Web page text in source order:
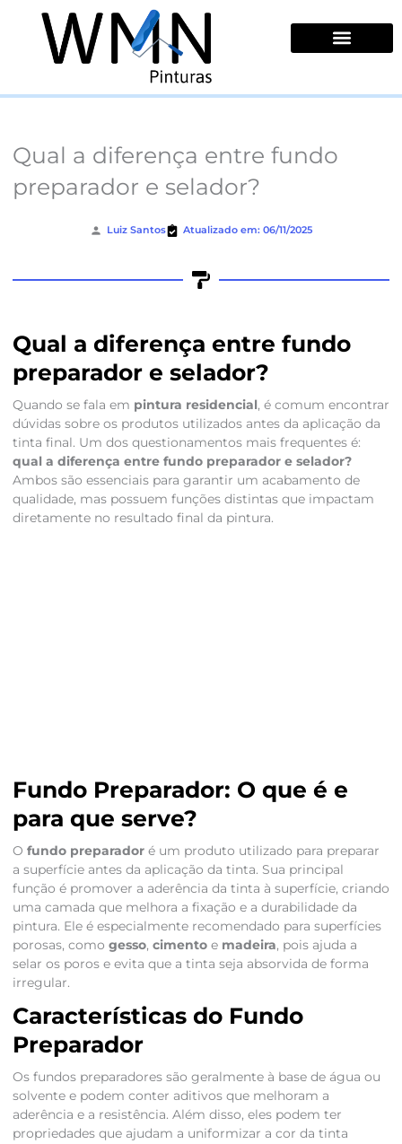
conteúdo
Qual a diferença entre fundo
preparador e selador?
Luiz Santos Atualizado em: 06/11/2025
Qual a diferença entre fundo
preparador e selador?
Quando se fala em pintura residencial, é comum encontrar
dúvidas sobre os produtos utilizados antes da aplicação da
tinta final. Um dos questionamentos mais frequentes é:
qual a diferença entre fundo preparador e selador?
Ambos são essenciais para garantir um acabamento de
qualidade, mas possuem funções distintas que impactam
diretamente no resultado final da pintura.
Fundo Preparador: O que é e
para que serve?
O fundo preparadoré um produto utilizado para preparar
a superfície antes da aplicação da tinta. Sua principal
função é promover a aderência da tinta à superfície, criando
uma camada que melhora a fixação e a durabilidade da
pintura. Ele é especialmente recomendado para superfícies
porosas, como gesso, cimentoe madeira, pois ajuda a
selar os poros e evita que a tinta seja absorvida de forma
irregular.
Características do Fundo
Preparador
Os fundos preparadores são geralmente à base de água ou
solvente e podem conter aditivos que melhoram a
aderência e a resistência. Além disso, eles podem ter
propriedades que ajudam a uniformizar a cor da tinta